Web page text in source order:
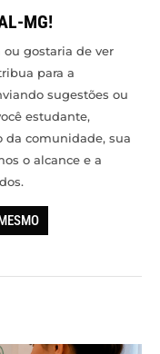
MG!
gostaria de ver
para a
sugestões ou
estudante,
da comunidade, sua
o alcance e a